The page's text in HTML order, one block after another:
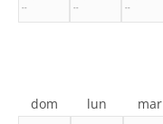
--
--
--
dom lun mar